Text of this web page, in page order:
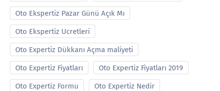
Oto Ekspertiz Pazar Günü Açık Mı
Oto Ekspertiz Ucretleri
Oto Expertiz Dükkanı Açma maliyeti
Oto Expertiz Fiyatları Oto Expertiz Fiyatları 2019
Oto Expertiz Formu Oto Expertiz Nedir